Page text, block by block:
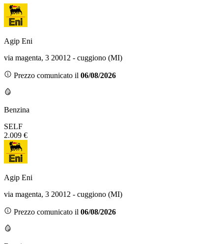
Agip Eni
via magenta, 3 20012 - cuggiono (MI)
Prezzo comunicato il 06/08/2026
Benzina
SELF
2.009 €
Agip Eni
via magenta, 3 20012 - cuggiono (MI)
Prezzo comunicato il 06/08/2026